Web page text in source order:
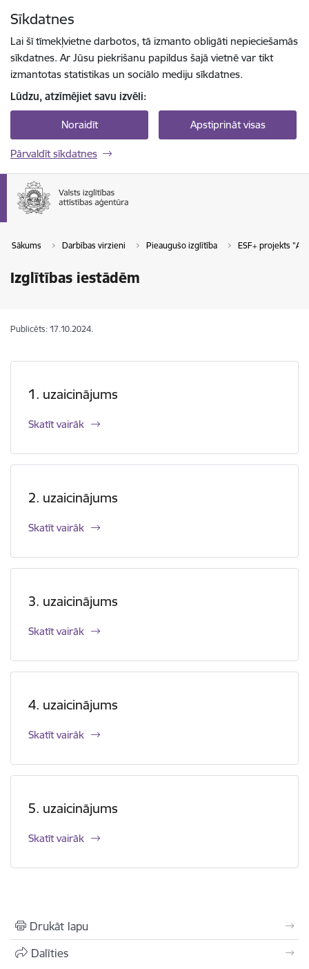
Sīkdatnes
Lai šī tīmekļvietne darbotos, tā izmanto obligāti nepieciešamās
sīkdatnes. Ar Jūsu piekrišanu papildus šajā vietnē var tikt
izmantotas statistikas un sociālo mediju sīkdatnes.
Lūdzu, atzīmējiet savu izvēli:
Noraidīt Apstiprināt visas
Pārvaldīt sīkdatnes
Sākums Darbības virzieni Pieaugušo izglītība ESF+ projekts
Izglītības iestādēm
Publicēts: 17.10.2024.
1. uzaicinājums
Skatīt vairāk
2. uzaicinājums
Skatīt vairāk
3. uzaicinājums
Skatīt vairāk
4. uzaicinājums
Skatīt vairāk
5. uzaicinājums
Skatīt vairāk
Drukāt lapu
Dalīties